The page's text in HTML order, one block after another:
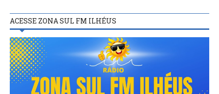
ACESSE ZONA SUL FM ILHÉUS